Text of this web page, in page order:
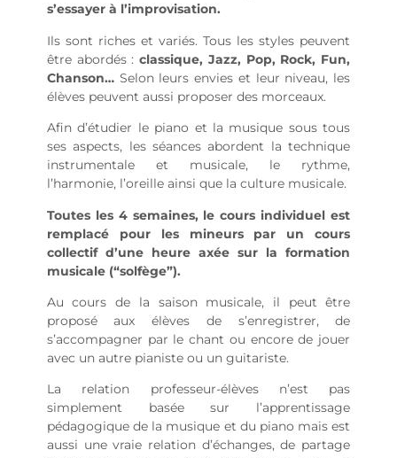
s’essayer à l’improvisation.
Ils sont riches et variés. Tous les styles peuvent
être abordés :classique, Jazz, Pop, Rock, Fun,
Chanson…Selon leurs envies et leur niveau, les
élèves peuvent aussi proposer des morceaux.
Afin d’étudier le piano et la musique sous tous
ses aspects, les séances abordent la technique
instrumentale et musicale, le rythme,
l’harmonie, l’oreille ainsi que la culture musicale.
Toutes les 4 semaines, le cours individuel est
remplacé pour les mineurs par un cours
collectif d’une heure axée sur la formation
musicale (“solfège”).
Au cours de la saison musicale, il peut être
proposé aux élèves de s’enregistrer, de
s’accompagner par le chant ou encore de jouer
avec un autre pianiste ou un guitariste.
La relation professeur-élèves n’est pas
simplement basée sur l’apprentissage
pédagogique de la musique et du piano mais est
aussi une vraie relation d’échanges, de partage